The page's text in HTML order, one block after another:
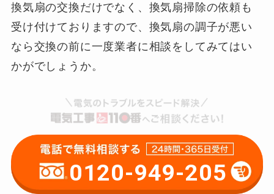
換気扇の交換だけでなく、換気扇掃除の依頼も
受け付けておりますので、換気扇の調子が悪い
なら交換の前に一度業者に相談をしてみてはい
かがでしょうか。
0120-949-205